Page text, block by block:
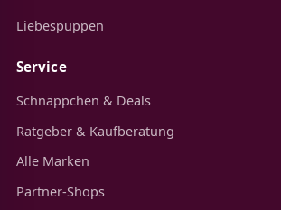
Liebespuppen
Service
Schnäppchen & Deals
Ratgeber & Kaufberatung
Alle Marken
Partner-Shops